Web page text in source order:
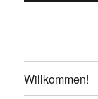
Willkommen!